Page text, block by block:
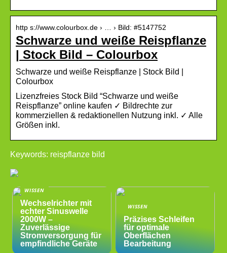
http s://www.colourbox.de › … › Bild: #5147752
Schwarze und weiße Reispflanze
| Stock Bild – Colourbox
Schwarze und weiße Reispflanze | Stock Bild |
Colourbox
Lizenzfreies Stock Bild “Schwarze und weiße
Reispflanze” online kaufen ✓ Bildrechte zur
kommerziellen & redaktionellen Nutzung inkl. ✓ Alle
Größen inkl.
Keywords: reispflanze bild
WISSEN
Wechselrichter mit
echter Sinuswelle
2000W –
Zuverlässige
Stromversorgung für
empfindliche Geräte
WISSEN
Präzises Schleifen
für optimale
Oberflächen
Bearbeitung